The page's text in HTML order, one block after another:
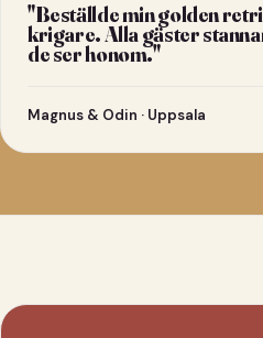
"Beställde min golden
krigare. Alla gäster
de ser honom."
Magnus & Odin · Uppsala